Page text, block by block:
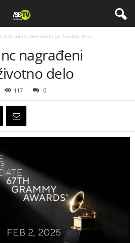
nagrađeni Gremijem za životno delo
nagrađeni
delo
117 0